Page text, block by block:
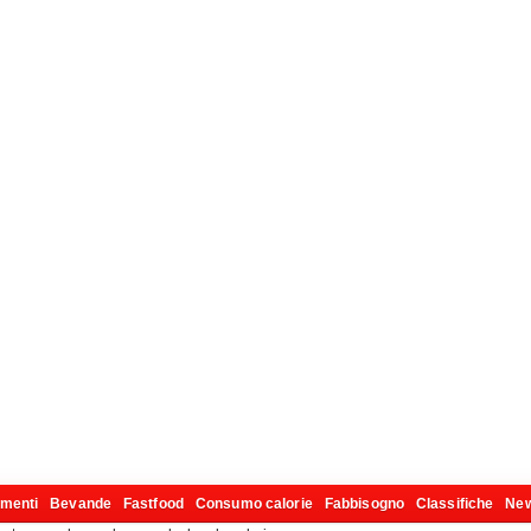
Bevande Fastfood Consumo calorie Fabbisogno Classifiche